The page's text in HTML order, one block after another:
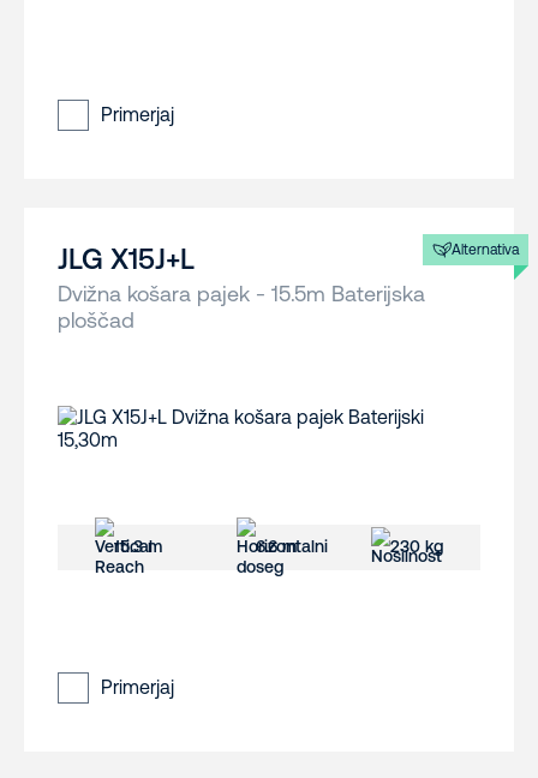
Primerjaj
Alternativa
JLG X15J+L
Dvižna košara pajek - 15.5m Baterijska
ploščad
15.3 m 6.6 m 230 kg
Primerjaj